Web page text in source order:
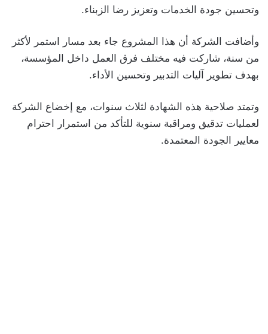
وتحسين جودة الخدمات وتعزيز رضا الزبناء.
وأضافت الشركة أن هذا المشروع جاء بعد مسار استمر لأكثر
من سنة، شاركت فيه مختلف فرق العمل داخل المؤسسة،
بهدف تطوير آليات التدبير وتحسين الأداء.
وتمتد صلاحية هذه الشهادة لثلاث سنوات، مع إخضاع الشركة
لعمليات تدقيق ومراقبة سنوية للتأكد من استمرار احترام
معايير الجودة المعتمدة.